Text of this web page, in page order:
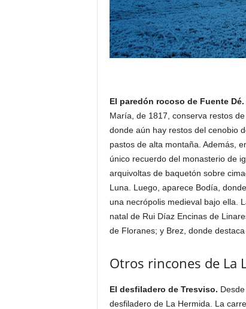
El paredón rocoso de Fuente Dé.
María, de 1817, conserva restos
donde aún hay restos del cenobio
pastos de alta montaña. Además,
único recuerdo del monasterio de
arquivoltas de baquetón sobre
Luna. Luego, aparece Bodía,
una necrópolis medieval bajo ella.
natal de Rui Díaz Encinas de
de Floranes; y Brez, donde
Otros rincones de La
El desfiladero de Tresviso.
desfiladero de La Hermida. La